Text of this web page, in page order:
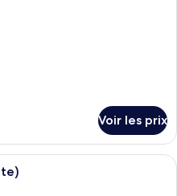
Voir les prix
Une chambre d’hôtel avec un lit,